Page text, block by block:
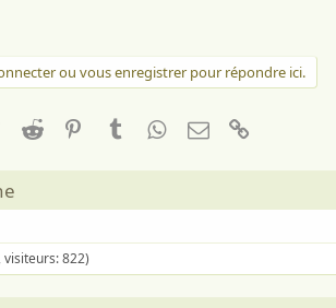
ou vous enregistrer pour répondre ici.
TwitterReddit PinterestTumblrWhatsApp
Email
822)